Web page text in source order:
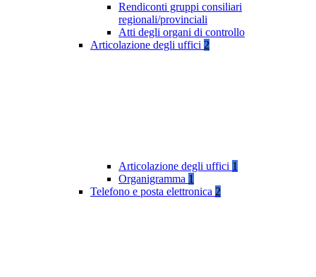
Rendiconti gruppi consiliari
regionali/provinciali
Atti degli organi di controllo
Articolazione degli uffici 2
Articolazione degli uffici 1
Organigramma 1
Telefono e posta elettronica 2